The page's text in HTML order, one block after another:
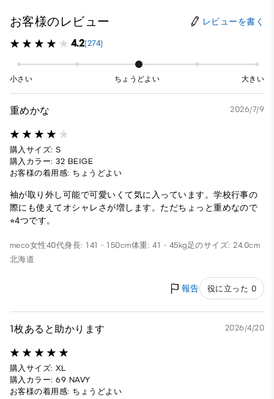
お客様のレビュー レビューを書く
4.2(274)
小さい ちょうどよい 大きい
重めかな 2026/7/9
購入サイズ: S
購入カラー: 32 BEIGE
お客様の着用感: ちょうどよい
袖が取り外し可能で可愛いくて気に入っています。学校行事の
際にも使えてオシャレさが増します。ただちょっと重めなので
⭐︎4つです。
meco女性40代身長: 141 - 150cm体重: 41 - 45kg足のサイズ: 24.0cm
北海道
報告 役に立った 0
1枚あると助かります 2026/4/20
購入サイズ: XL
購入カラー: 69 NAVY
お客様の着用感: ちょうどよい